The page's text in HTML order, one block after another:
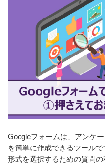
Googleフォームは、アンケ
を簡単に作成できるツール
形式を選択するための質問